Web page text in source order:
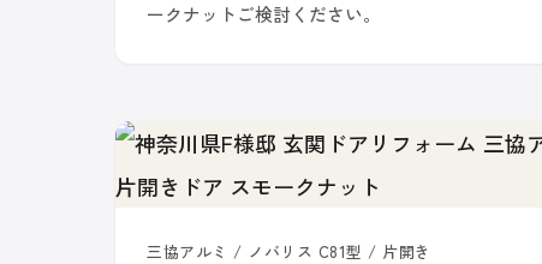
ークナットご検討ください。
三協アルミ / ノバリス C81型 / 片開き